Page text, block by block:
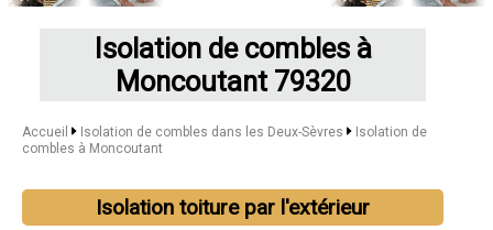
Isolation de combles à
Moncoutant 79320
Accueil Isolation de combles dans les Deux-Sèvres
Isolation de
combles à Moncoutant
Isolation toiture par l'extérieur